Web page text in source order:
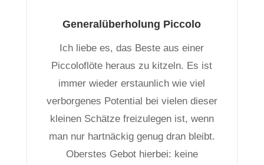
Generalüberholung Piccolo
Ich liebe es, das Beste aus einer
Piccoloflöte heraus zu kitzeln. Es ist
immer wieder erstaunlich wie viel
verborgenes Potential bei vielen dieser
kleinen Schätze freizulegen ist, wenn
man nur hartnäckig genug dran bleibt.
Oberstes Gebot hierbei: keine